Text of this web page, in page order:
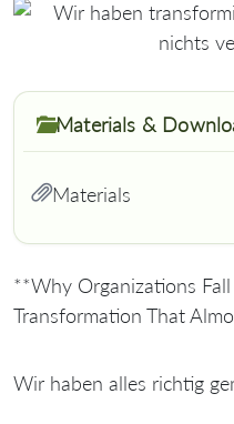
Materials &
Materials
**Why Organizations
Transformation That
Wir haben alles richtig